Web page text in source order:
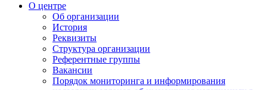
О центре
Об организации
История
Реквизиты
Структура организации
Референтные группы
Вакансии
Порядок мониторинга и информирования